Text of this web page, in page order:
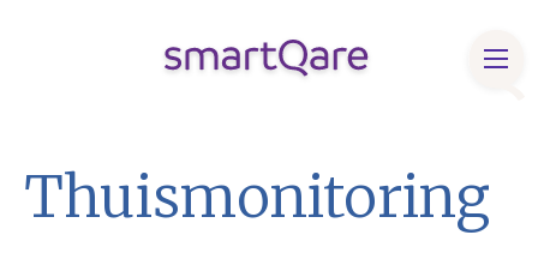
Klinische bronnen
Thuismonitoring